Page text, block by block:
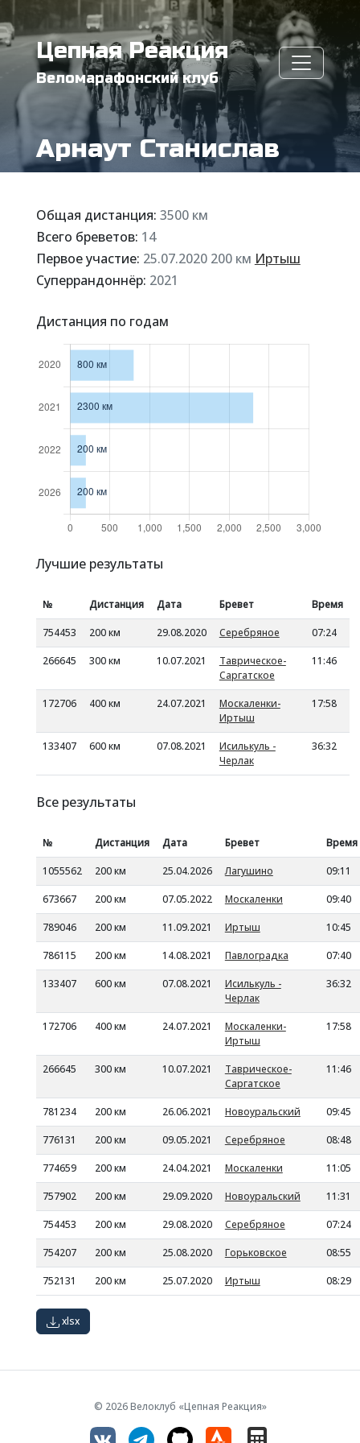
Цепная Реакция
Веломарафонский клуб
Арнаут Станислав
Общая дистанция: 3500 км
Всего бреветов: 14
Первое участие: 25.07.2020 200 км Иртыш
Суперрандоннёр: 2021
Дистанция по годам
Лучшие результаты
№ Дистанция Дата Бревет Время
754453 200 км 29.08.2020 Серебряное 07:24
266645 300 км 10.07.2021
Таврическое-
Саргатское
11:46
172706 400 км 24.07.2021
Москаленки-
Иртыш
17:58
133407 600 км 07.08.2021
Исилькуль -
Черлак
36:32
Все результаты
№ Дистанция Дата Бревет Время
1055562 200 км 25.04.2026 Лагушино 09:11
673667 200 км 07.05.2022 Москаленки 09:40
789046 200 км 11.09.2021 Иртыш 10:45
786115 200 км 14.08.2021 Павлоградка 07:40
133407 600 км 07.08.2021
Исилькуль -
Черлак
36:32
172706 400 км 24.07.2021
Москаленки-
Иртыш
17:58
266645 300 км 10.07.2021
Таврическое-
Саргатское
11:46
781234 200 км 26.06.2021 Новоуральский 09:45
776131 200 км 09.05.2021 Серебряное 08:48
774659 200 км 24.04.2021 Москаленки 11:05
757902 200 км 29.09.2020 Новоуральский 11:31
754453 200 км 29.08.2020 Серебряное 07:24
754207 200 км 25.08.2020 Горьковское 08:55
752131 200 км 25.07.2020 Иртыш 08:29
xlsx
© 2026 Велоклуб «Цепная Реакция»